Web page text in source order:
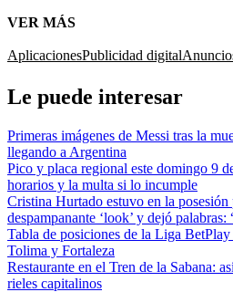
VER MÁS
AplicacionesPublicidad digital
Le puede interesar
Primeras imágenes de Messi tras la
llegando a Argentina
Pico y placa regional este domingo 9
horarios y la multa si lo incumple
Cristina Hurtado estuvo en la
despampanante ‘look’ y dejó
Tabla de posiciones de la Liga
Tolima y Fortaleza
Restaurante en el Tren de la Sabana:
rieles capitalinos